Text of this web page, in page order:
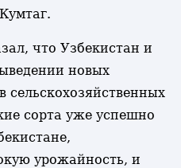
что Узбекистан и
новых
сельскохозяйственных
сорта уже успешно
урожайность, и